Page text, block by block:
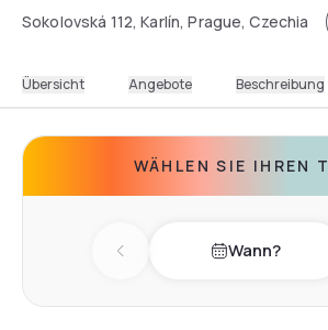
Sokolovská 112, Karlín, Prague, Czechia
Übersicht Angebote Beschreibung
WÄHLEN SIE IHREN
Previous day Wann?